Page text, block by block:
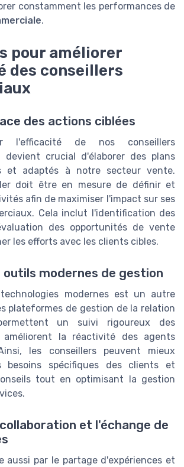
constamment les performances de
.
pour améliorer
des conseillers
des actions ciblées
l'efficacité de nos conseillers
devient crucial d'élaborer des plans
et adaptés à notre secteur vente.
doit être en mesure de définir et
afin de maximiser l'impact sur ses
Cela inclut l'identification des
des opportunités de vente
les efforts avec les clients cibles.
modernes de gestion
modernes est un autre
plateformes de gestion de la relation
un suivi rigoureux des
la réactivité des agents
les conseillers peuvent mieux
besoins spécifiques des clients et
tout en optimisant la gestion
et l'échange de
aussi par le partage d'expériences et